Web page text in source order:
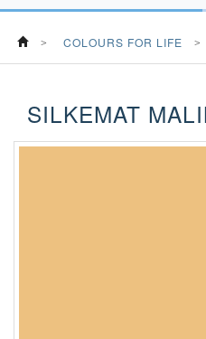
COLOURS FOR LIFE
SILKEMAT